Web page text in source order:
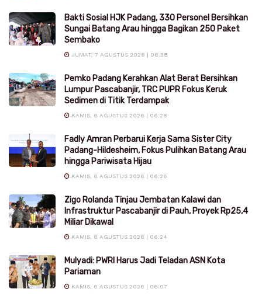
Bakti Sosial HJK Padang, 330 Personel Bersihkan
Sungai Batang Arau hingga Bagikan 250 Paket
Sembako
JUMAT, 7 AGUSTUS 2026 | 06:38
Pemko Padang Kerahkan Alat Berat Bersihkan
Lumpur Pascabanjir, TRC PUPR Fokus Keruk
Sedimen di Titik Terdampak
KAMIS, 6 AGUSTUS 2026 | 06:28
Fadly Amran Perbarui Kerja Sama Sister City
Padang-Hildesheim, Fokus Pulihkan Batang Arau
hingga Pariwisata Hijau
KAMIS, 6 AGUSTUS 2026 | 06:26
Zigo Rolanda Tinjau Jembatan Kalawi dan
Infrastruktur Pascabanjir di Pauh, Proyek Rp25,4
Miliar Dikawal
KAMIS, 6 AGUSTUS 2026 | 06:24
Mulyadi: PWRI Harus Jadi Teladan ASN Kota
Pariaman
KAMIS, 6 AGUSTUS 2026 | 06:07